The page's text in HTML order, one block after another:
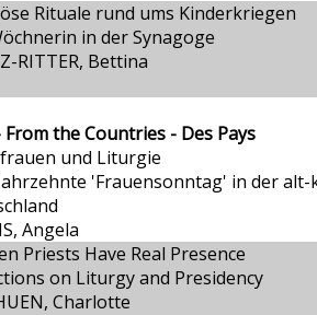
Rituale rund ums Kinderkriegen
in der Synagoge
RITTER, Bettina
the Countries - Des Pays
und Liturgie
'Frauensonntag' in der
Angela
Priests Have Real Presence
on Liturgy and Presidency
Charlotte